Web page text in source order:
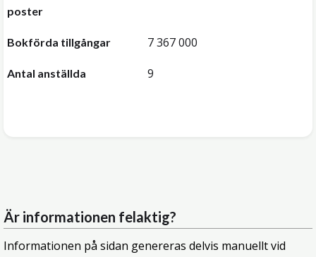
poster
Bokförda tillgångar 7 367 000
Antal anställda 9
Är informationen felaktig?
Informationen på sidan genereras delvis manuellt vid